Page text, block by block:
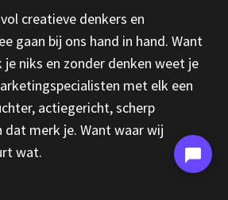
creatieve denkers en
gaan bij ons hand in hand. Want
je niks en zonder denken weet je
met elk een
actiegericht, scherp
dat merk je. Want waar wij
wat.